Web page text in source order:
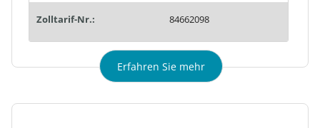
Zolltarif-Nr.: 84662098
Erfahren Sie mehr